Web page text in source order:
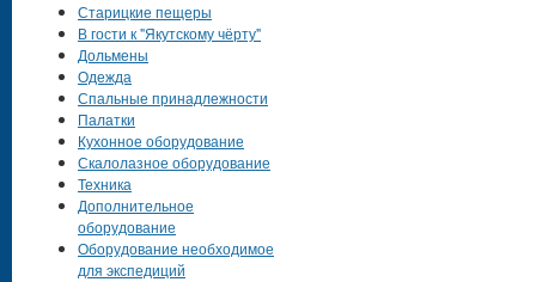
Старицкие пещеры
В гости к "Якутскому чёрту"
Дольмены
Одежда
Спальные принадлежности
Палатки
Кухонное оборудование
Скалолазное оборудование
Техника
Дополнительное
оборудование
Оборудование необходимое
для экспедиций